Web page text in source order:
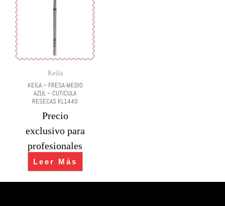
Keila
KEILA – FRESA MEDIO
AZUL – CUTICULA
RESECAS KL1440
Precio
exclusivo para
profesionales
Leer Más